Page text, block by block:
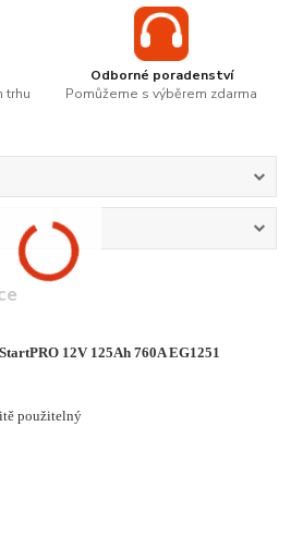
trhu
Odborné poradenství
Pomůžeme s výběrem zdarma
12V 125Ah 760A EG1251
použitelný